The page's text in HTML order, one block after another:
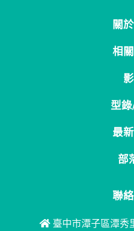
關
相
型
最
部
聯
臺中市潭子區潭秀